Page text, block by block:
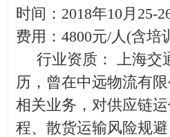
时间：2018年10月25-
费用：4800元/人(含
行业资质： 上海交
历，曾在中远物流有
相关业务，对供应链
程、散货运输风险规